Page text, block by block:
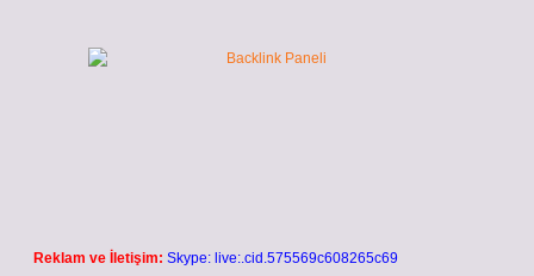
Reklam ve İletişim: Skype: live:.cid.575569c608265c69